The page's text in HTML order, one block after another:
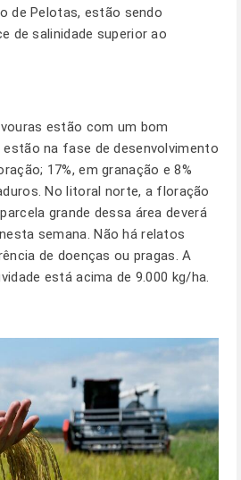
de Pelotas, estão sendo
de salinidade superior ao
estão com um bom
estão na fase de desenvolvimento
17%, em granação e 8%
No litoral norte, a floração
grande dessa área deverá
semana. Não há relatos
de doenças ou pragas. A
está acima de 9.000 kg/ha.